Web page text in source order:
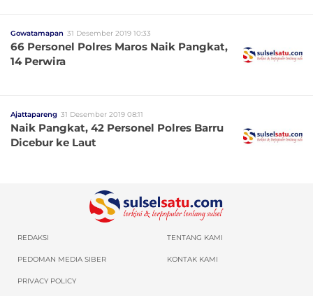
Gowatamapan 31 Desember 2019 10:33
66 Personel Polres Maros Naik Pangkat,
14 Perwira
Ajattapareng 31 Desember 2019 08:11
Naik Pangkat, 42 Personel Polres Barru
Dicebur ke Laut
REDAKSI TENTANG KAMI
PEDOMAN MEDIA SIBER KONTAK KAMI
PRIVACY POLICY